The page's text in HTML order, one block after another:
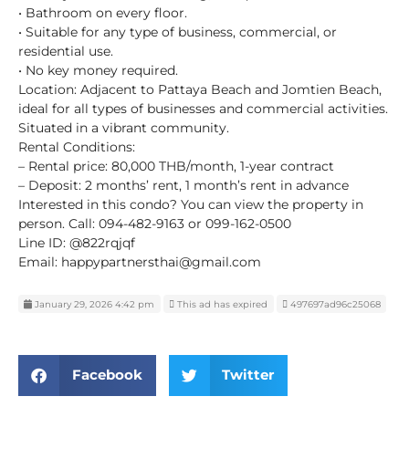
• Bathroom on every floor.
• Suitable for any type of business, commercial, or
residential use.
• No key money required.
Location: Adjacent to Pattaya Beach and Jomtien Beach,
ideal for all types of businesses and commercial activities.
Situated in a vibrant community.
Rental Conditions:
– Rental price: 80,000 THB/month, 1-year contract
– Deposit: 2 months’ rent, 1 month’s rent in advance
Interested in this condo? You can view the property in
person. Call: 094-482-9163 or 099-162-0500
Line ID: @822rqjqf
Email: happypartnersthai@gmail.com
January 29, 2026 4:42 pm This ad has expired 497697ad96c25068
Facebook Twitter